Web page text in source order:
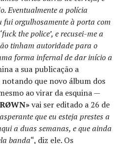
Eventualmente a polícia
fui orgulhosamente à porta com
the police’, e recusei-me a
tinham autoridade para o
forma infernal de dar início a
a sua publicação a
notando que novo álbum dos
ao virar da esquina —
vai ser editado a 26 de
que eu esteja prestes a
a duas semanas, e que ainda
banda“, diz ele. Os